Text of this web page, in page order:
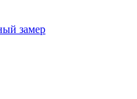
замер